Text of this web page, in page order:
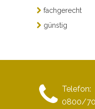
fachgerecht
günstig
Telefon:
0800/